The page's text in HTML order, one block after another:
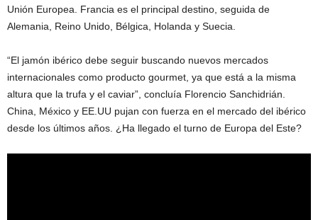
Unión Europea. Francia es el principal destino, seguida de
Alemania, Reino Unido, Bélgica, Holanda y Suecia.
“El jamón ibérico debe seguir buscando nuevos mercados
internacionales como producto gourmet, ya que está a la misma
altura que la trufa y el caviar”, concluía Florencio Sanchidrián.
China, México y EE.UU pujan con fuerza en el mercado del ibérico
desde los últimos años. ¿Ha llegado el turno de Europa del Este?